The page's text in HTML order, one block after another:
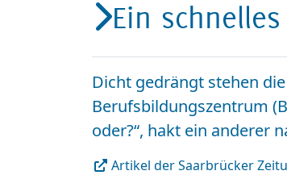
Ein
Dicht gedrängt stehen
Berufsbildungszentrum
oder?“, hakt ein anderer
Artikel der Saarbrücker